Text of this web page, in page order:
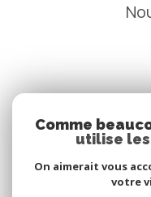
Comme
utilise
On aimerait vous
votre